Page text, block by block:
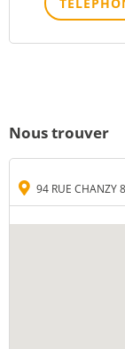
Nous trouver
94 RUE CHANZY